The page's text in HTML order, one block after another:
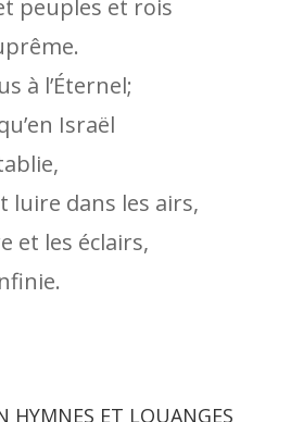
peuples et rois
à l’Éternel;
Israël
luire dans les airs,
et les éclairs,
HYMNES ET LOUANGES